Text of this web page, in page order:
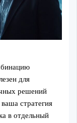
для
решений
стратегия
в отдельный